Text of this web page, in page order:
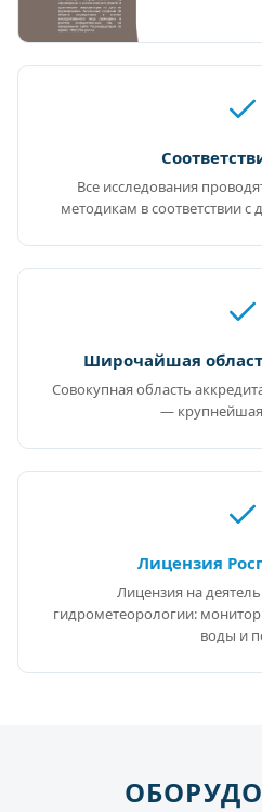
Все исследования
методикам в соответствии
Широчайшая
Совокупная область
— крупнейшая
Лицензия
Лицензия на
гидрометеорологии:
воды и